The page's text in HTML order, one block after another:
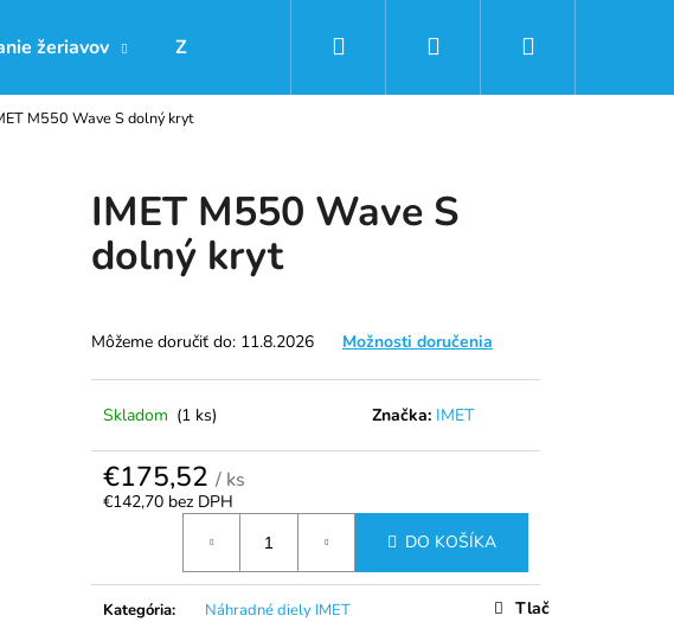
žeriavov Značky Prihlásenie
M550 Wave S dolný kryt
IMET M550 Wave S
dolný kryt
Môžeme doručiť do: 11.8.2026 Možnosti doručenia
Skladom (1 ks) Značka: IMET
€175,52 / ks
€142,70 bez DPH
DO KOŠÍKA
Kategória:
Náhradné diely IMET
Tlač
JEDNODIELNY UPÍNACÍ PÁS 35MM